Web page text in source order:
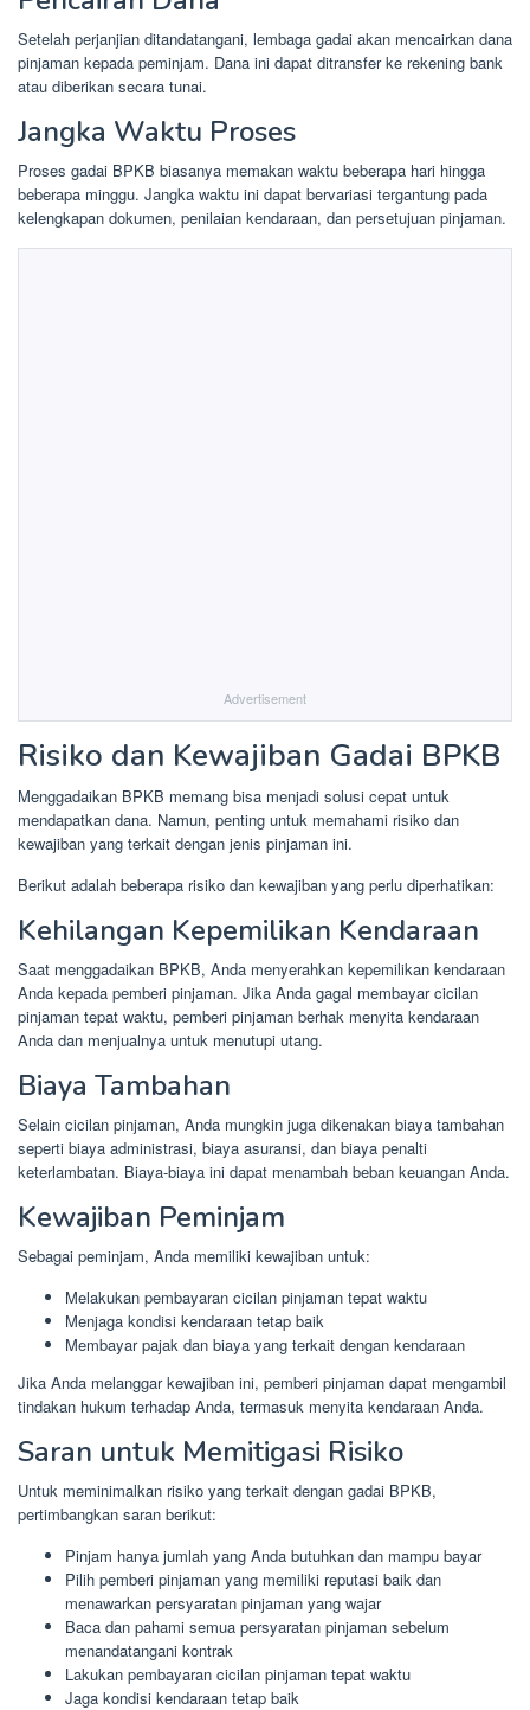
Setelah perjanjian ditandatangani, lembaga gadai akan mencairkan dana
pinjaman kepada peminjam. Dana ini dapat ditransfer ke rekening bank
atau diberikan secara tunai.
Jangka Waktu Proses
Proses gadai BPKB biasanya memakan waktu beberapa hari hingga
beberapa minggu. Jangka waktu ini dapat bervariasi tergantung pada
kelengkapan dokumen, penilaian kendaraan, dan persetujuan pinjaman.
Advertisement
Risiko dan Kewajiban Gadai BPKB
Menggadaikan BPKB memang bisa menjadi solusi cepat untuk
mendapatkan dana. Namun, penting untuk memahami risiko dan
kewajiban yang terkait dengan jenis pinjaman ini.
Berikut adalah beberapa risiko dan kewajiban yang perlu diperhatikan:
Kehilangan Kepemilikan Kendaraan
Saat menggadaikan BPKB, Anda menyerahkan kepemilikan kendaraan
Anda kepada pemberi pinjaman. Jika Anda gagal membayar cicilan
pinjaman tepat waktu, pemberi pinjaman berhak menyita kendaraan
Anda dan menjualnya untuk menutupi utang.
Biaya Tambahan
Selain cicilan pinjaman, Anda mungkin juga dikenakan biaya tambahan
seperti biaya administrasi, biaya asuransi, dan biaya penalti
keterlambatan. Biaya-biaya ini dapat menambah beban keuangan Anda.
Kewajiban Peminjam
Sebagai peminjam, Anda memiliki kewajiban untuk:
Melakukan pembayaran cicilan pinjaman tepat waktu
Menjaga kondisi kendaraan tetap baik
Membayar pajak dan biaya yang terkait dengan kendaraan
Jika Anda melanggar kewajiban ini, pemberi pinjaman dapat mengambil
tindakan hukum terhadap Anda, termasuk menyita kendaraan Anda.
Saran untuk Memitigasi Risiko
Untuk meminimalkan risiko yang terkait dengan gadai BPKB,
pertimbangkan saran berikut:
Pinjam hanya jumlah yang Anda butuhkan dan mampu bayar
Pilih pemberi pinjaman yang memiliki reputasi baik dan
menawarkan persyaratan pinjaman yang wajar
Baca dan pahami semua persyaratan pinjaman sebelum
menandatangani kontrak
Lakukan pembayaran cicilan pinjaman tepat waktu
Jaga kondisi kendaraan tetap baik